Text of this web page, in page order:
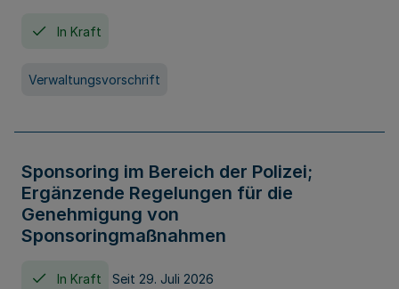
In Kraft
Verwaltungsvorschrift
Sponsoring im Bereich der Polizei;
Ergänzende Regelungen für die
Genehmigung von
Sponsoringmaßnahmen
In Kraft Seit 29. Juli 2026